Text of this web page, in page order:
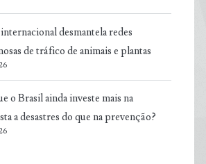
desmantela redes
de tráfico de animais e plantas
o Brasil ainda investe mais na
a desastres do que na prevenção?